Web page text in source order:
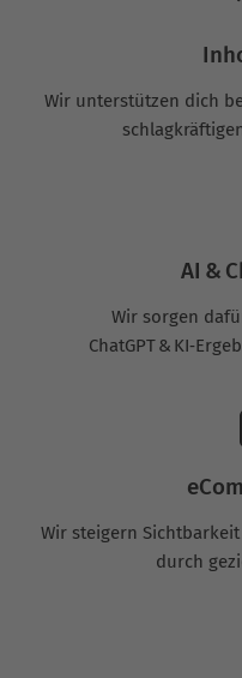
Wir unterstützen dich
AI &
Wir sorgen
ChatGPT &
Wir steigern
durch